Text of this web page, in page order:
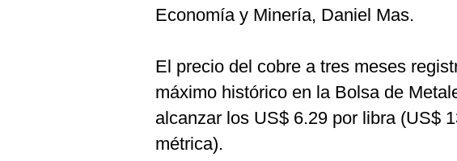
Economía y Minería, Daniel Mas.
El precio del cobre a tres meses
máximo histórico en la Bolsa de
alcanzar los US$ 6.29 por libra (US$
métrica).